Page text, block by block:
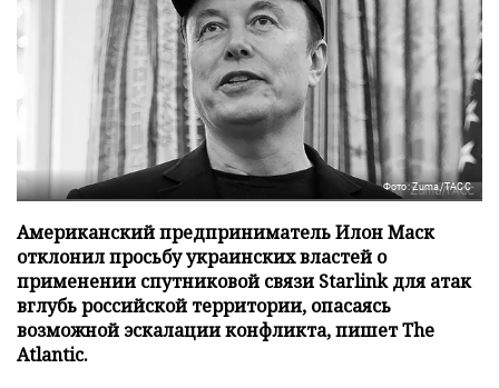
Фото: Zuma/ТАСС
Американский предприниматель Илон Маск
отклонил просьбу украинских властей о
применении спутниковой связи Starlink для атак
вглубь российской территории, опасаясь
возможной эскалации конфликта, пишет The
Atlantic.